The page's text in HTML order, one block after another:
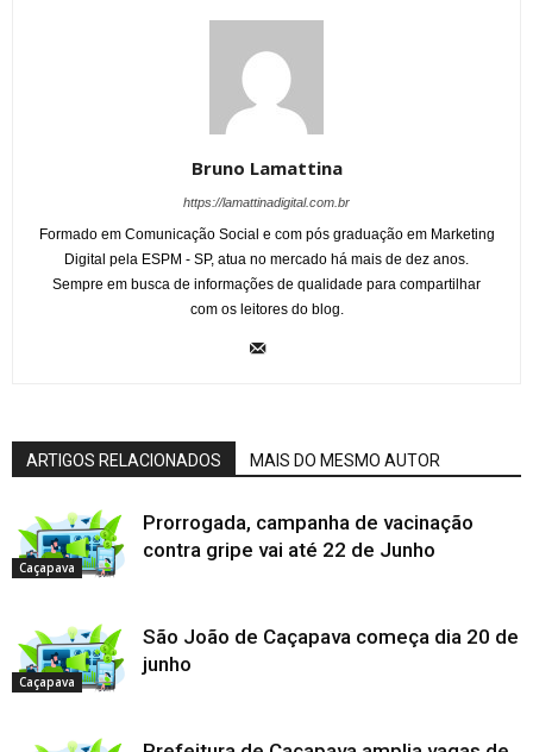
Bruno Lamattina
https://lamattinadigital.com.br
Formado em Comunicação Social e com pós graduação em Marketing
Digital pela ESPM - SP, atua no mercado há mais de dez anos.
Sempre em busca de informações de qualidade para compartilhar
com os leitores do blog.
ARTIGOS RELACIONADOS MAIS DO MESMO AUTOR
Caçapava
Prorrogada, campanha de vacinação
contra gripe vai até 22 de Junho
Caçapava
São João de Caçapava começa dia 20 de
junho